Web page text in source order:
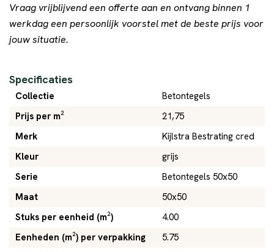
Vraag vrijblijvend een offerte aan en ontvang binnen 1
werkdag een persoonlijk voorstel met de beste prijs voor
jouw situatie.
Specificaties
Collectie
Betontegels
Prijs per m²
21,75
Merk
Kijlstra Bestrating cred
Kleur
grijs
Serie
Betontegels 50x50
Maat
50x50
Stuks per eenheid (m²)
4.00
Eenheden (m²) per verpakking
5.75